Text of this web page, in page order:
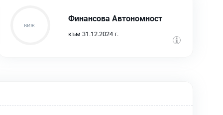
Финансова Автономност
към 31.12.2024 г.